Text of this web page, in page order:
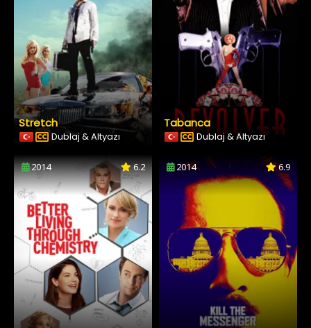
Stretch
Dublaj & Altyazı
Tabanca
Dublaj & Altyazı
2014 6.2 2014 6.9